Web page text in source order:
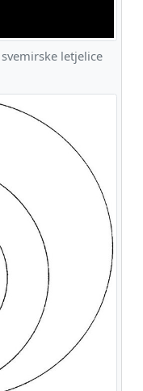
letjelice